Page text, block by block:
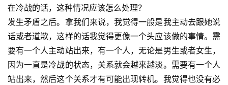
究
按
卷
查
经
在冷战的话，这种情况应该怎么处理？
发生矛盾之后。拿我们来说，我觉得一般是我主动去跟她说
话或者道歉，这样的话我觉得更像一个头应该做的事情。需
要有一个人主动站出来，有一个人，无论是男生或者女生，
因为一直是冷战的状态，关系就会越来越淡。需要有一个人
站出来，然后这个关系才有可能出现转机。我觉得也没有必